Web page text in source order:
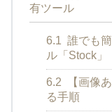
有ツール
6.1 誰でも
ル「Stock」
6.2
【画像
る手順